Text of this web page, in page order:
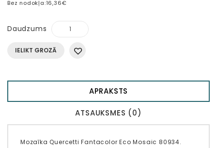
Bez nodokļa:16,36€
Daudzums
IELIKT GROZĀ
APRAKSTS
ATSAUKSMES (0)
Mozaīka Quercetti Fantacolor Eco Mosaic 80934.